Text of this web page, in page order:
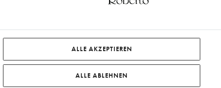
ALLE AKZEPTIEREN
ALLE ABLEHNEN